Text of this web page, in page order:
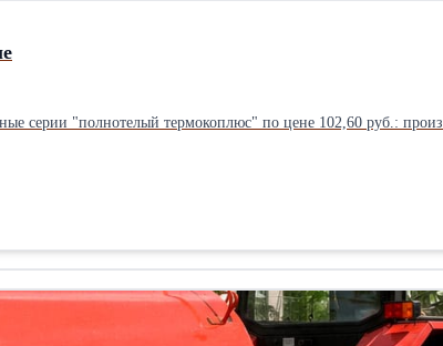
серии "полнотелый термокоплюс" по цене 102,60 руб.: